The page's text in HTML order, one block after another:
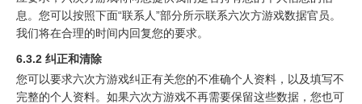
息。您可以按照下面“联系人”部分所示联系六次方游戏数据官员。
我们将在合理的时间内回复您的要求。
6.3.2 纠正和清除
您可以要求六次方游戏纠正有关您的不准确个人资料，以及填写不
完整的个人资料。如果六次方游戏不再需要保留这些数据，您也可